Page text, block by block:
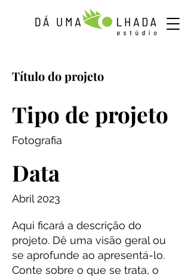
Título do projeto
Tipo de projeto
Fotografia
Data
Abril 2023
Aqui ficará a descrição do
projeto. Dê uma visão geral ou
se aprofunde ao apresentá-lo.
Conte sobre o que se trata, o